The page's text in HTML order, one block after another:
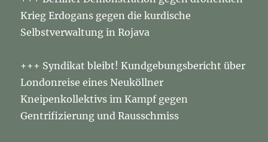
Krieg Erdogans gegen die kurdische
Selbstverwaltung in Rojava
+++ Syndikat bleibt! Kundgebungsbericht über
Londonreise eines Neuköllner
Kneipenkollektivs im Kampf gegen
Gentrifizierung und Rausschmiss